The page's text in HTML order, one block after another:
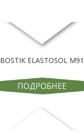
BOSTIK ELASTOSOL M91
ПОДРОБНЕЕ